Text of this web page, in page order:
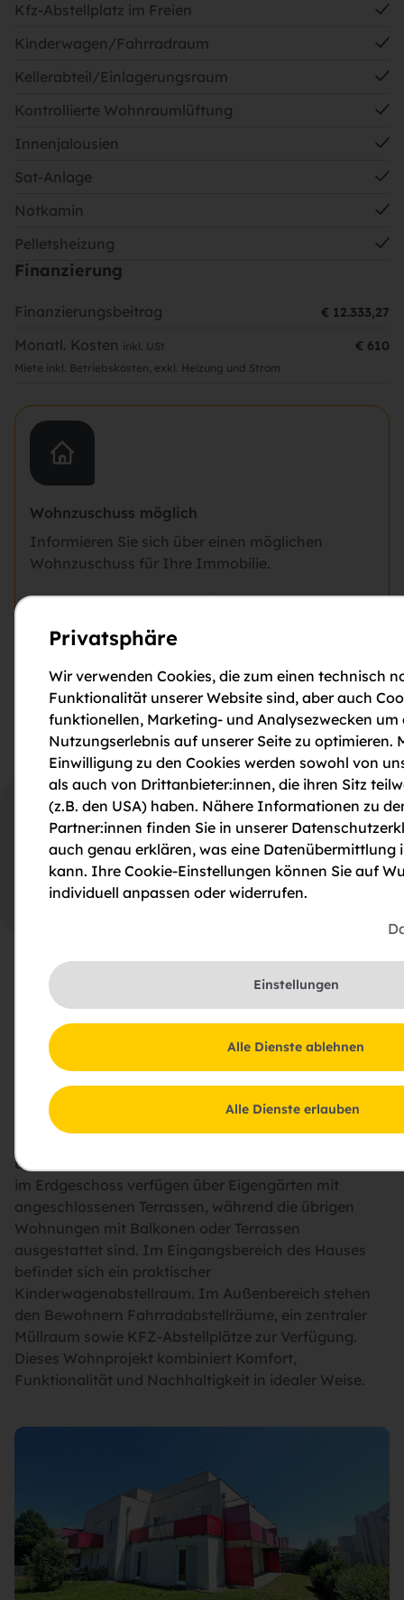
Kfz-Abstellplatz im Freien
Kinderwagen/Fahrradraum
Kellerabteil/Einlagerungsraum
Kontrollierte Wohnraumlüftung
Innenjalousien
Sat-Anlage
Notkamin
Pelletsheizung
Finanzierung
Finanzierungsbeitrag € 12.333,27
Monatl. Kosten inkl. USt
Miete inkl. Betriebskosten, exkl. Heizung und Strom
€ 610
Wohnzuschuss möglich
Informieren Sie sich über einen möglichen
Wohnzuschuss für Ihre Immobilie.
Energieausweis
HWB(kWh/m²/Jahr) 34.1
0.75
Pläne Lage
Top 8
Projektbeschreibung
In der Schönfeldstraße 2 wurde 2012 ein modernes
Niedrigenergie-Wohnhaus mit zehn Wohnungen
errichtet. Das Gebäude erstreckt sich über ein
Erdgeschoss, ein Obergeschoss sowie ein
zurückgesetztes Dachgeschoss und vereint
durchdachte Wohnkonzepte mit zeitgemäßer
und 89 m² Wohnfläche mit 2-4 Zimmern. Die Einheiten
im Erdgeschoss verfügen über Eigengärten mit
angeschlossenen Terrassen, während die übrigen
Wohnungen mit Balkonen oder Terrassen
ausgestattet sind. Im Eingangsbereich des Hauses
befindet sich ein praktischer
Kinderwagenabstellraum. Im Außenbereich stehen
den Bewohnern Fahrradabstellräume, ein zentraler
Müllraum sowie KFZ-Abstellplätze zur Verfügung.
Dieses Wohnprojekt kombiniert Komfort,
Funktionalität und Nachhaltigkeit in idealer Weise.
Privatsphäre
Wir verwenden Cookies, die zum einen technisch
Funktionalität unserer Website sind, aber auch
funktionellen, Marketing- und Analysezwecken um
Nutzungserlebnis auf unserer Seite zu optimieren.
Einwilligung zu den Cookies werden sowohl von
als auch von Drittanbieter:innen, die ihren Sitz
(z.B. den USA) haben. Nähere Informationen zu
Partner:innen finden Sie in unserer
auch genau erklären, was eine Datenübermittlung
kann. Ihre Cookie-Einstellungen können Sie auf
individuell anpassen oder widerrufen.
Einstellungen
Alle Dienste ablehnen
Alle Dienste erlauben